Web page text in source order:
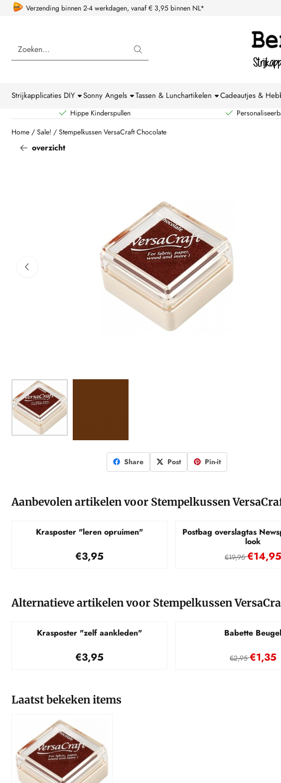
Cookievoorkeuren zijn beschikbaar. Kies instellingen of sta alle cookies toe.
Verzending binnen 2-4 werkdagen, vanaf € 3,95 binnen NL*
Zoeken
Strijkapplicaties DIY Sonny Angels Tassen & Lunchartikelen Cadeautjes &
Hippe Kinderspullen
Home / Sale! / Stempelkussen VersaCraft Chocolate
overzicht
Share Post Pin-it
Aanbevolen artikelen voor Stempelkussen
Krasposter "leren opruimen"
Prijs: 3,95
€3,95
Postbag overslagtas
look
Van
€19,95€14,95
Alternatieve artikelen voor Stempelkussen
Krasposter "zelf aankleden"
Prijs: 3,95
€3,95
Babette Beugel
Van
€2,95€1,35
Laatst bekeken items